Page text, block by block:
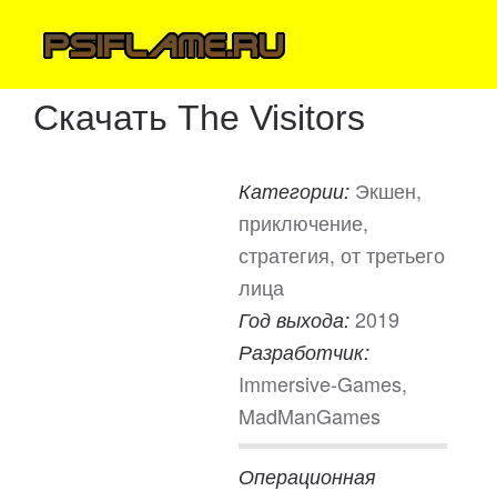
Скачать The Visitors
Категории: Экшен,
приключение,
стратегия, от третьего
лица
Год выхода: 2019
Разработчик:
Immersive-Games,
MadManGames
Операционная